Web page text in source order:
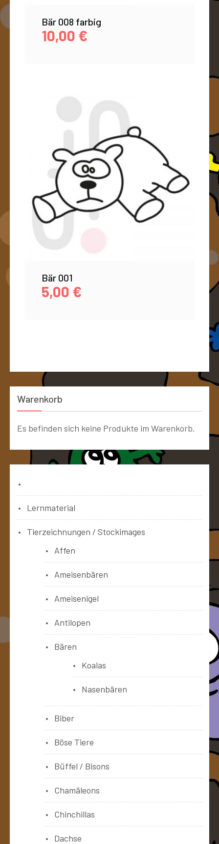
Bär 008 farbig
10,00 €
Bär 001
5,00 €
Warenkorb
Es befinden sich keine Produkte im Warenkorb.
Lernmaterial
Tierzeichnungen / Stockimages
Affen
Ameisenbären
Ameisenigel
Antilopen
Bären
Koalas
Nasenbären
Biber
Böse Tiere
Büffel / Bisons
Chamäleons
Chinchillas
Dachse